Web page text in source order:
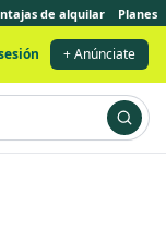
de alquilar Planes
+ Anúnciate